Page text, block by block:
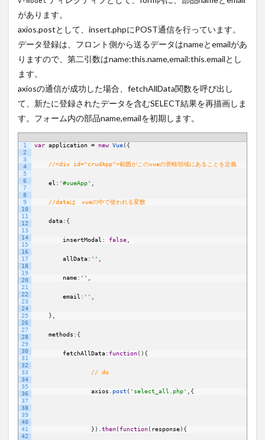
があります。
axios.postとして、insert.phpにPOST通信を行っています。
データ登録は、フロント側から送るデータはnameとemailがあ
りますので、第二引数はname:this.name,email:this.emailとし
ます。
axiosの通信が成功した場合、fetchAllData関数を呼び出し
て、新たに登録されたデータを含むSELECT結果を再描画しま
す。フォーム内の部品name,emailを初期します。
1
2
3
4
5
6
7
8
9
10
11
12
13
14
15
16
17
18
19
20
21
22
23
24
25
26
27
28
29
30
31
32
33
34
35
36
37
38
39
40
41
42
var application = new Vue( {
//<div id="crudApp">範囲がこのvueの管轄領域にあることを定義
el : '#vueApp'
//dataは　vueの中で使われる変数
data: {
insertModal : false
allData: ''
name: ''
email : ''
}
methods : {
fetchAllData: function( ) {
// do
axios post ( 'select_all.php' {
} ) then( function( response) {